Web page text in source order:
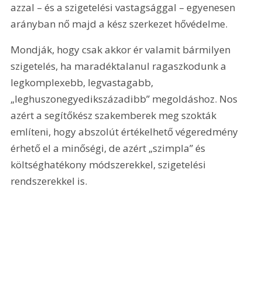
azzal – és a szigetelési vastagsággal – egyenesen
arányban nő majd a kész szerkezet hővédelme.
Mondják, hogy csak akkor ér valamit bármilyen
szigetelés, ha maradéktalanul ragaszkodunk a
legkomplexebb, legvastagabb,
„leghuszonegyedikszázadibb” megoldáshoz. Nos
azért a segítőkész szakemberek meg szokták
említeni, hogy abszolút értékelhető végeredmény
érhető el a minőségi, de azért „szimpla” és
költséghatékony módszerekkel, szigetelési
rendszerekkel is.